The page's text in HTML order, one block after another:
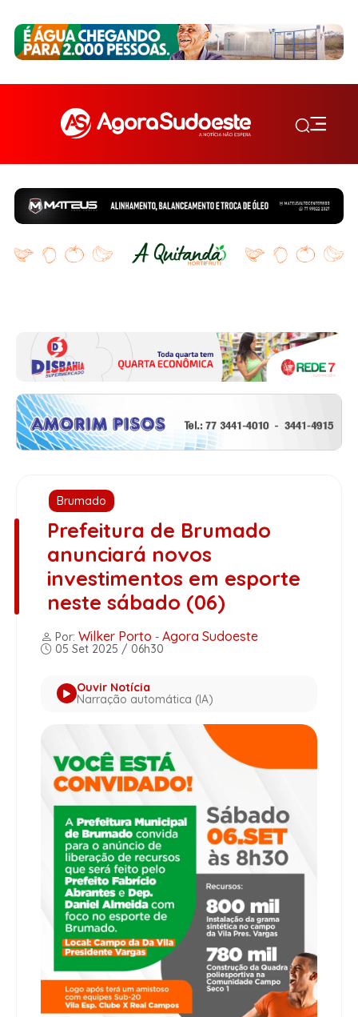
Brumado
Prefeitura de Brumado
anunciará novos
investimentos em esporte
neste sábado (06)
Por: Wilker Porto - Agora Sudoeste
05 Set 2025 / 06h30
Ouvir Notícia
Narração automática (IA)